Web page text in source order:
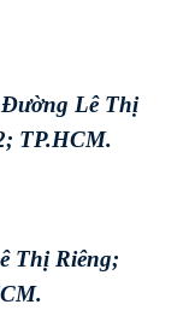
Lê Thị
TP.HCM.
Thị Riêng;